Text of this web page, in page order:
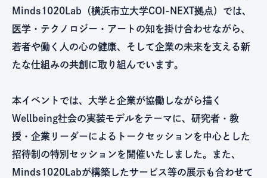
Minds1020Lab（横浜市立大学COI-NEXT拠点）では、
医学・テクノロジー・アートの知を掛け合わせながら、
若者や働く人の心の健康、そして企業の未来を支える新
たな仕組みの共創に取り組んでいます。
本イベントでは、大学と企業が協働しながら描く
Wellbeing社会の実装モデルをテーマに、研究者・教
授・企業リーダーによるトークセッションを中心とした
招待制の特別セッションを開催いたしました。また、
Minds1020Labが構築したサービス等の展示も合わせて